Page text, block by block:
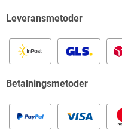
Leveransmetoder
Betalningsmetoder